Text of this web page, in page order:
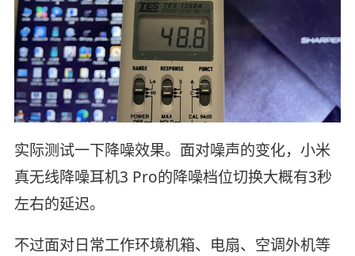
实际测试一下降噪效果。面对噪声的变化，小米
真无线降噪耳机3 Pro的降噪档位切换大概有3秒
左右的延迟。
不过面对日常工作环境机箱、电扇、空调外机等